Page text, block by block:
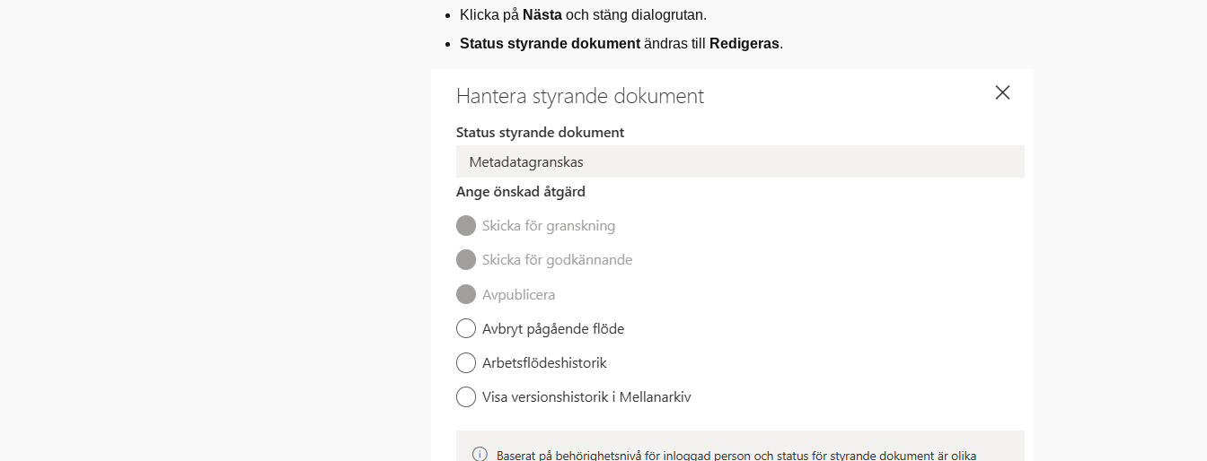
Klicka på Nästa och stäng dialogrutan.
Status styrande dokument ändras till Redigeras.